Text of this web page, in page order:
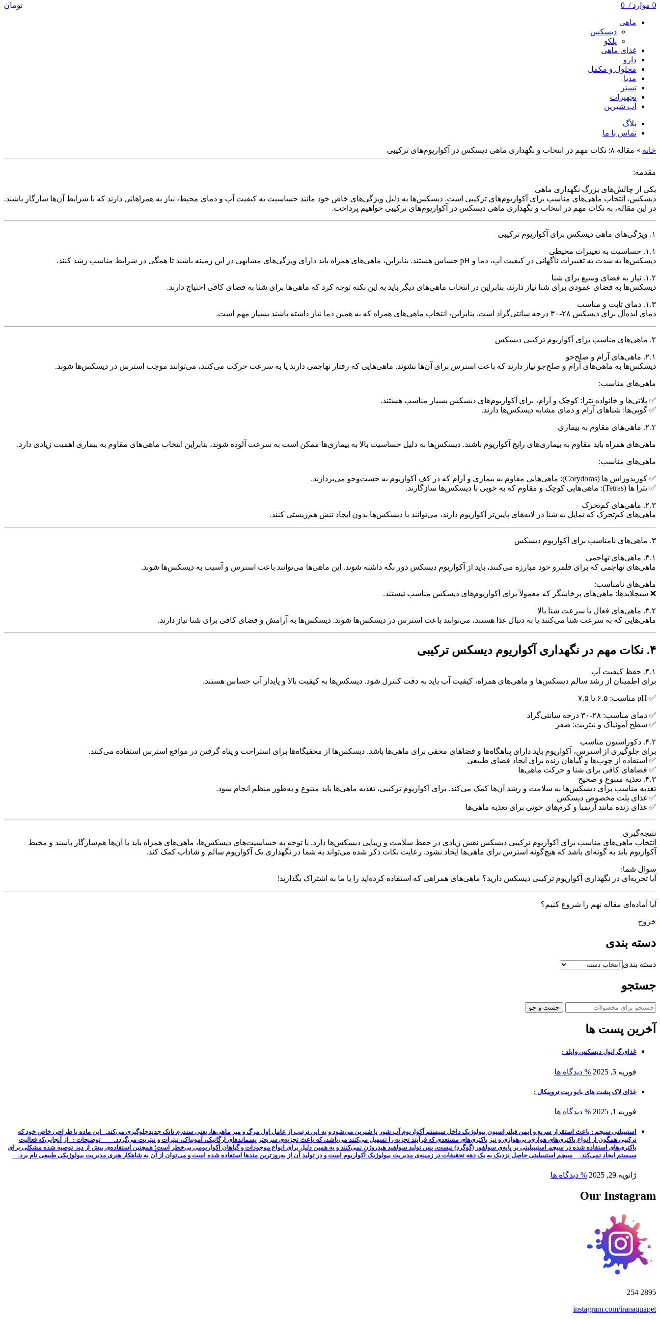
0 موارد / تومان
ماهی
دیسکس
پلکو
غذای ماهی
دارو
محلول و مکمل
مدیا
تستر
تجهیزات
آب شیرین
بلاگ
تماس با ما
خانه » مقاله ۸: نکات مهم در انتخاب و نگهداری ماهی دیسکس در آکواریوم‌های ترکیبی
مقدمه:
یکی از چالش‌های بزرگ نگهداری ماهی
دیسکس، انتخاب ماهی‌های مناسب برای آکواریوم‌های ترکیبی است. دیسکس‌ها به دلیل ویژگی‌های خاص خود مانند حساسیت به کیفیت آب و دمای محیط، نیاز به همراهانی دارند که با شرایط آن‌ها سازگار باشند.
در این مقاله، به نکات مهم در انتخاب و نگهداری ماهی دیسکس در آکواریوم‌های ترکیبی خواهیم پرداخت.
۱. ویژگی‌های ماهی دیسکس برای آکواریوم ترکیبی
۱.۱. حساسیت به تغییرات محیطی
دیسکس‌ها به شدت به تغییرات ناگهانی در کیفیت آب، دما و pH حساس هستند. بنابراین، ماهی‌های همراه باید دارای ویژگی‌های مشابهی در این زمینه باشند تا همگی در شرایط مناسب رشد کنند.
۱.۲. نیاز به فضای وسیع برای شنا
دیسکس‌ها به فضای عمودی برای شنا نیاز دارند، بنابراین در انتخاب ماهی‌های دیگر باید به این نکته توجه کرد که ماهی‌ها برای شنا به فضای کافی احتیاج دارند.
۱.۳. دمای ثابت و مناسب
دمای ایده‌آل برای دیسکس ۲۸-۳۰ درجه سانتی‌گراد است. بنابراین، انتخاب ماهی‌های همراه که به همین دما نیاز داشته باشند بسیار مهم است.
۲. ماهی‌های مناسب برای آکواریوم ترکیبی دیسکس
۲.۱. ماهی‌های آرام و صلح‌جو
دیسکس‌ها به ماهی‌های آرام و صلح‌جو نیاز دارند که باعث استرس برای آن‌ها نشوند. ماهی‌هایی که رفتار تهاجمی دارند یا به سرعت حرکت می‌کنند، می‌توانند موجب استرس در دیسکس‌ها شوند.
ماهی‌های مناسب:
✅ پلاتی‌ها و خانواده تترا: کوچک و آرام، برای آکواریوم‌های دیسکس بسیار مناسب هستند.
✅ گوپی‌ها: شناهای آرام و دمای مشابه دیسکس‌ها دارند.
۲.۲. ماهی‌های مقاوم به بیماری
ماهی‌های همراه باید مقاوم به بیماری‌های رایج آکواریوم باشند. دیسکس‌ها به دلیل حساسیت بالا به بیماری‌ها ممکن است به سرعت آلوده شوند، بنابراین انتخاب ماهی‌های مقاوم به بیماری اهمیت زیادی دارد.
ماهی‌های مناسب:
✅ کوریدوراس ها (Corydoras): ماهی‌هایی مقاوم به بیماری و آرام که در کف آکواریوم به جست‌وجو می‌پردازند.
✅ تترا ها (Tetras): ماهی‌هایی کوچک و مقاوم که به خوبی با دیسکس‌ها سازگارند.
۲.۳. ماهی‌های کم‌تحرک
ماهی‌های کم‌تحرک که تمایل به شنا در لایه‌های پایین‌تر آکواریوم دارند، می‌توانند با دیسکس‌ها بدون ایجاد تنش هم‌زیستی کنند.
۳. ماهی‌های نامناسب برای آکواریوم دیسکس
۳.۱. ماهی‌های تهاجمی
ماهی‌های تهاجمی که برای قلمرو خود مبارزه می‌کنند، باید از آکواریوم دیسکس دور نگه داشته شوند. این ماهی‌ها می‌توانند باعث استرس و آسیب به دیسکس‌ها شوند.
ماهی‌های نامناسب:
❌ سیچلاید‌ها: ماهی‌های پرخاشگر که معمولاً برای آکواریوم‌های دیسکس مناسب نیستند.
۳.۲. ماهی‌های فعال با سرعت شنا بالا
ماهی‌هایی که به سرعت شنا می‌کنند یا به دنبال غذا هستند، می‌توانند باعث استرس در دیسکس‌ها شوند. دیسکس‌ها به آرامش و فضای کافی برای شنا نیاز دارند.
۴. نکات مهم در نگهداری آکواریوم دیسکس ترکیبی
۴.۱. حفظ کیفیت آب
برای اطمینان از رشد سالم دیسکس‌ها و ماهی‌های همراه، کیفیت آب باید به دقت کنترل شود. دیسکس‌ها به کیفیت بالا و پایدار آب حساس هستند.
✅ pH مناسب: ۶.۵ تا ۷.۵
✅ دمای مناسب: ۲۸-۳۰ درجه سانتی‌گراد
✅ سطح آمونیاک و نیتریت: صفر
۴.۲. دکوراسیون مناسب
برای جلوگیری از استرس، آکواریوم باید دارای پناهگاه‌ها و فضاهای مخفی برای ماهی‌ها باشد. دیسکس‌ها از مخفیگاه‌ها برای استراحت و پناه گرفتن در مواقع استرس استفاده می‌کنند.
✅ استفاده از چوب‌ها و گیاهان زنده برای ایجاد فضای طبیعی
✅ فضاهای کافی برای شنا و حرکت ماهی‌ها
۴.۳. تغذیه متنوع و صحیح
تغذیه مناسب برای دیسکس‌ها به سلامت و رشد آن‌ها کمک می‌کند. برای آکواریوم ترکیبی، تغذیه ماهی‌ها باید متنوع و به‌طور منظم انجام شود.
✅ غذای پلت مخصوص دیسکس
✅ غذای زنده مانند آرتمیا و کرم‌های خونی برای تغذیه ماهی‌ها
نتیجه‌گیری
انتخاب ماهی‌های مناسب برای آکواریوم ترکیبی دیسکس نقش زیادی در حفظ سلامت و زیبایی دیسکس‌ها دارد. با توجه به حساسیت‌های دیسکس‌ها، ماهی‌های همراه باید با آن‌ها هم‌سازگار باشند و محیط
آکواریوم باید به گونه‌ای باشد که هیچ‌گونه استرس برای ماهی‌ها ایجاد نشود. رعایت نکات ذکر شده می‌تواند به شما در نگهداری یک آکواریوم سالم و شاداب کمک کند.
سوال شما:
آیا تجربه‌ای در نگهداری آکواریوم ترکیبی دیسکس دارید؟ ماهی‌های همراهی که استفاده کرده‌اید را با ما به اشتراک بگذارید!
آیا آماده‌ای مقاله نهم را شروع کنیم؟
خروج
دسته بندی
دسته بندی
جستجو
جست و جو
آخرین پست ها
غذای گرانول دیسکس وایلد :
فوریه 5, 2025 % دیدگاه ها
غذای لاک پشت های بایو رپت تروپیکال :
فوریه 1, 2025 % دیدگاه ها
استیبیلتی سیچم : باعث استقرار سریع و ایمن فیلتراسیون بیولوژیک داخل سیستم آکواریوم آب شور یا شیرین می‌شود و به این ترتیب از عامل اول مرگ و میر ماهی‌ها، یعنی سندرم تانک جدیدجلوگیری می‌کند. این ماده با طراحی خاص خود که
ترکیبی همگون از انواع باکتری‌های هوازی، بی‌هوازی و نیز باکتری‌های مستعدی که فرآیند تجزیه‌ را تسهیل می‌کنند می‌باشد، که باعث تجزیه‌ی سریعتر پسماندهای ارگانیک، آمونیاک، نیترات و نیتریت می‌گردد. توضیحات : از آنجایی‌که فعالیت
باکتری‌های استفاده شده در سیچم استیبیلیتی بر پایه‌ی سولفور (گوگرد) نیست، پس تولید سولفید هیدروژن نمی‌کنند و به همین دلیل برای انواع موجودات و گیاهان آکواریومی بی‌خطر است؛ همچنین استفاده‌ی بیش از دوز توصیه شده مشکلی برای
سیستم ایجاد نمی‌کند. سیچم استیبیلیتی حاصل نزدیک به یک دهه تحقیقات در زمینه‌ی مدیریت بیولوژیک آکواریوم است و در تولید آن از به‌روزترین متدها استفاده شده است و می‌توان از آن به شاهکار هنری مدیریت بیولوژیکی طبیعی نام برد.
ژانویه 29, 2025 % دیدگاه ها
Our Instagram
2895
254
instagram.com/iranaquapet